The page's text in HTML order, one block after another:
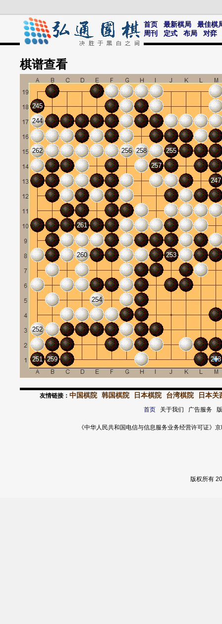
首页 最新棋局
最佳棋
周刊
定式 布局 对弈
棋谱查看
244
245
247
251
252
253
254
255
256
257
258
259
260
261
262
263
友情链接： 中国棋院 韩国棋院 日本棋院 台湾棋院 日本关
首页关于我们 广告服务
《中华人民共和国电信与信息服务业务经营许可证
版权所有